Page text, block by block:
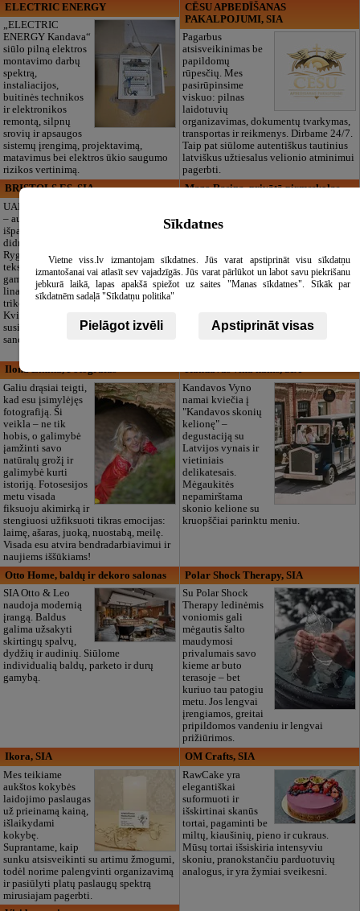
ELECTRIC ENERGY
„ELECTRIC
ENERGY Kandava“
siūlo pilną elektros
montavimo darbų
spektrą,
instaliacijos,
buitinės technikos
ir elektronikos
remontą, silpnų
srovių ir apsaugos
sistemų įrengimą, projektavimą,
matavimus bei elektros ūkio saugumo
rizikos vertinimą.
CĒSU APBEDĪŠANAS
PAKALPOJUMI, SIA
Pagarbus
atsisveikinimas be
papildomų
rūpesčių. Mes
pasirūpinsime
viskuo: pilnas
laidotuvių
organizavimas, dokumentų tvarkymas,
transportas ir reikmenys. Dirbame 24/7.
Taip pat siūlome autentiškus tautinius
latviškus užtiesalus velionio atminimui
pagerbti.
BRISTOLS ES, SIA
UAB „Bristols ES“
– audinių
išparduotuvė ir
didmeninė prekyba
Rygoje. Kokybiška
tekstilė siuvimui ir
gamybai: medvilnė,
linas, šilkas, vilna,
trikotažas ir kt.
Kviečiame gyvai
susipažinti su pilnu asortimentu mūsų
sandėlyje!
Maza Rasiņa, privātā pirmsskolas
Privatus vaikų
darželis „Maza
Pardaugavoje
(Zasulauke)
vaikams nuo 10
mėn. iki 6 metų.
didelė žalia teritorija ir 3 kartų
Ilona Einika, Fotografas
Galiu drąsiai teigti,
kad esu įsimylėjęs
fotografiją. Ši
veikla – ne tik
hobis, o galimybė
įamžinti savo
natūralų grožį ir
galimybė kurti
istoriją. Fotosesijos
metu visada
fiksuoju akimirką ir
stengiuosi užfiksuoti tikras emocijas:
laimę, ašaras, juoką, nuostabą, meilę.
Visada esu atvira bendradarbiavimui ir
naujiems iššūkiams!
Kandavas vīna nams, SIA
Kandavos Vyno
namai kviečia į
"Kandavos skonių
kelionę" –
degustaciją su
Latvijos vynais ir
vietiniais
delikatesais.
Mėgaukitės
nepamirštama
skonio kelione su
kruopščiai parinktu meniu.
Otto Home, baldų ir dekoro salonas
SIA Otto & Leo
naudoja modernią
įrangą. Baldus
galima užsakyti
skirtingų spalvų,
dydžių ir audinių. Siūlome
individualią baldų, parketo ir durų
gamybą.
Polar Shock Therapy, SIA
Su Polar Shock
Therapy ledinėmis
voniomis gali
mėgautis šalto
maudymosi
privalumais savo
kieme ar buto
terasoje – bet
kuriuo tau patogiu
metu. Jos lengvai
įrengiamos, greitai
pripildomos vandeniu ir lengvai
prižiūrimos.
Ikora, SIA
Mes teikiame
aukštos kokybės
laidojimo paslaugas
už prieinamą kainą,
išlaikydami
kokybę.
Suprantame, kaip
sunku atsisveikinti su artimu žmogumi,
todėl norime palengvinti organizavimą
ir pasiūlyti platų paslaugų spektrą
mirusiajam pagerbti.
OM Crafts, SIA
RawCake yra
elegantiškai
suformuoti ir
išskirtinai skanūs
tortai, pagaminti be
miltų, kiaušinių, pieno ir cukraus.
Mūsų tortai išsiskiria intensyviu
skoniu, pranokstančiu parduotuvių
analogus, ir yra žymiai sveikesni.
Sīkdatnes
Vietne viss.lv izmantojam sīkdatnes. Jūs varat apstiprināt visu sīkdatņu
izmantošanai vai atlasīt sev vajadzīgās. Jūs varat pārlūkot un labot savu piekrišanu
jebkurā laikā, lapas apakšā spiežot uz saites "Manas sīkdatnes". Sīkāk par
sīkdatnēm sadaļā "Sīkdatņu politika"
Pielāgot izvēli Apstiprināt visas